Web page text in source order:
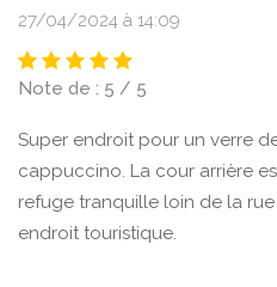
27/04/2024 à 14:09
Note de : 5 / 5
Super endroit pour un verre
cappuccino. La cour arrière
refuge tranquille loin de la rue
endroit touristique.